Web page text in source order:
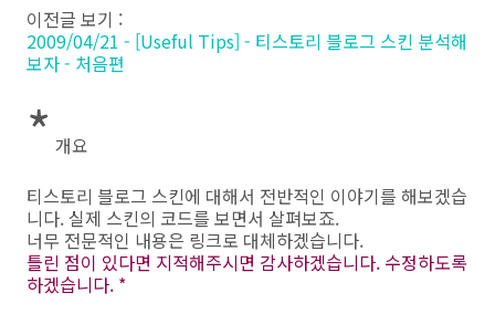
이전글 보기 :
2009/04/21 - [Useful Tips] - 티스토리 블로그 스킨 분석해
보자 - 처음편
* 개요
티스토리 블로그 스킨에 대해서 전반적인 이야기를 해보겠습
니다. 실제 스킨의 코드를 보면서 살펴보죠.
너무 전문적인 내용은 링크로 대체하겠습니다.
틀린 점이 있다면 지적해주시면 감사하겠습니다. 수정하도록
하겠습니다. *